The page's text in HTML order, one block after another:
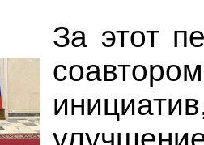
За этот